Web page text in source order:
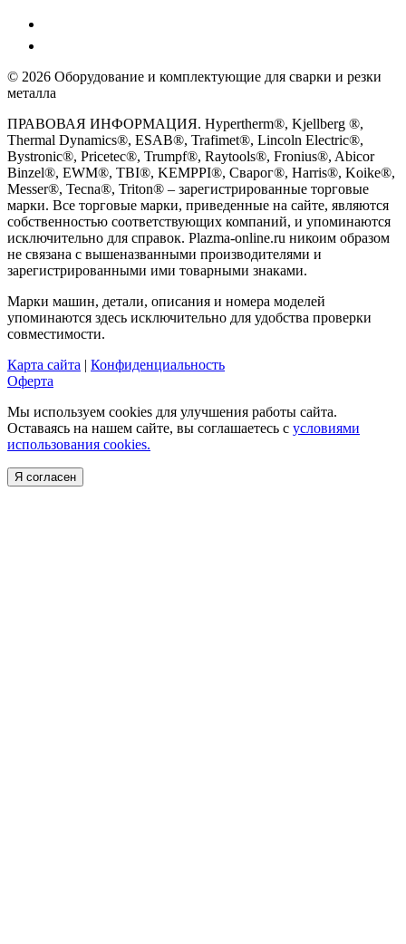
© 2026 Оборудование и комплектующие для сварки и резки
металла
ПРАВОВАЯ ИНФОРМАЦИЯ. Hypertherm®, Kjellberg ®,
Thermal Dynamics®, ESAB®, Trafimet®, Lincoln Electric®,
Bystronic®, Pricetec®, Trumpf®, Raytools®, Fronius®, Abicor
Binzel®, EWM®, TBI®, KEMPPI®, Сварог®, Harris®, Koike®,
Messer®, Tecna®, Triton® – зарегистрированные торговые
марки. Все торговые марки, приведенные на сайте, являются
собственностью соответствующих компаний, и упоминаются
исключительно для справок. Plazma-online.ru никоим образом
не связана с вышеназванными производителями и
зарегистрированными ими товарными знаками.
Марки машин, детали, описания и номера моделей
упоминаются здесь исключительно для удобства проверки
совместимости.
Карта сайта | Конфиденциальность
Оферта
Мы используем cookies для улучшения работы сайта.
Оставаясь на нашем сайте, вы соглашаетесь с условиями
использования cookies.
Я согласен